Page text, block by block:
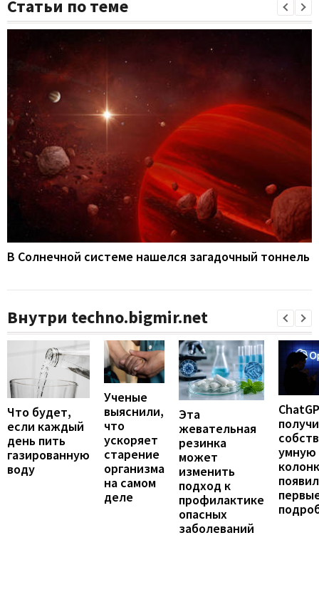
Статьи по теме
В Солнечной системе нашелся загадочный тоннель
Внутри techno.bigmir.net
Что будет,
если каждый
день пить
газированную
воду
Ученые
выяснили,
что
ускоряет
старение
организма
на самом
деле
Эта
жевательная
резинка
может
изменить
подход к
профилактике
опасных
заболеваний
умную